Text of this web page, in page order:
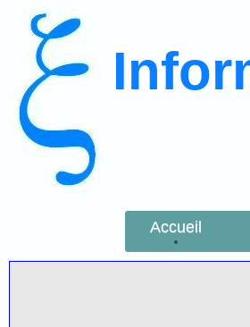
Accueil